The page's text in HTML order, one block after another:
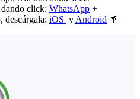
click: WhatsApp +
descárgala: iOS y Android 🌱